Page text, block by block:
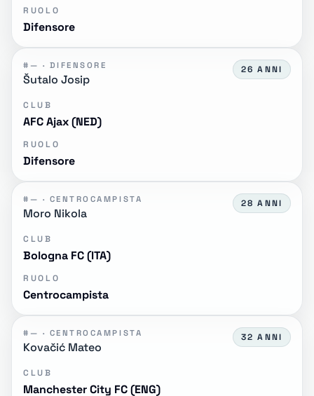
RUOLO
Difensore
#— · DIFENSORE
Šutalo Josip
26 ANNI
CLUB
AFC Ajax (NED)
RUOLO
Difensore
#— · CENTROCAMPISTA
Moro Nikola
28 ANNI
CLUB
Bologna FC (ITA)
RUOLO
Centrocampista
#— · CENTROCAMPISTA
Kovačić Mateo
32 ANNI
CLUB
Manchester City FC (ENG)